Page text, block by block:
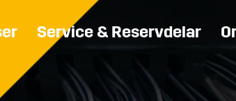
Service & Reservdelar